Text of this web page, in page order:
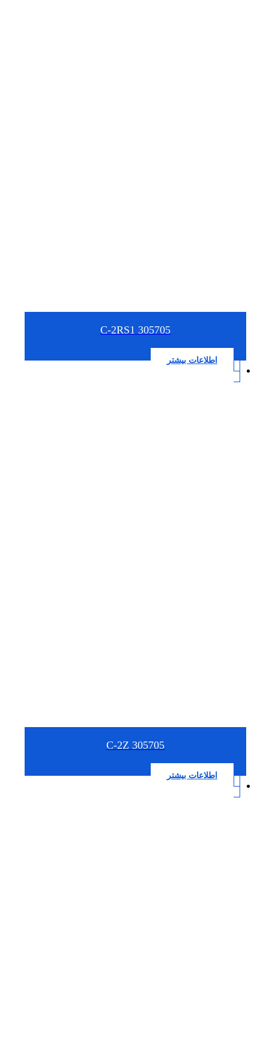
305705 C-2RS1
اطلاعات بیشتر
305705 C-2Z
اطلاعات بیشتر